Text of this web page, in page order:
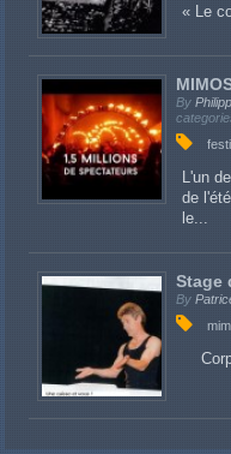
« Le
By
L'un
de
le...
Stage
By